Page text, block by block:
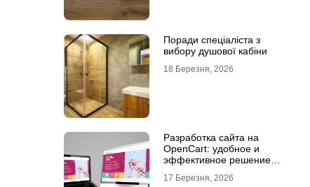
Поради спеціаліста з
вибору душової кабіни
18 Березня, 2026
Разработка сайта на
OpenCart: удобное и
эффективное решение
17 Березня, 2026